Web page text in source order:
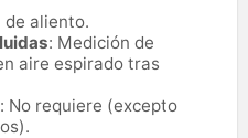
de aliento.
: Medición de
aire espirado tras
: No requiere (excepto